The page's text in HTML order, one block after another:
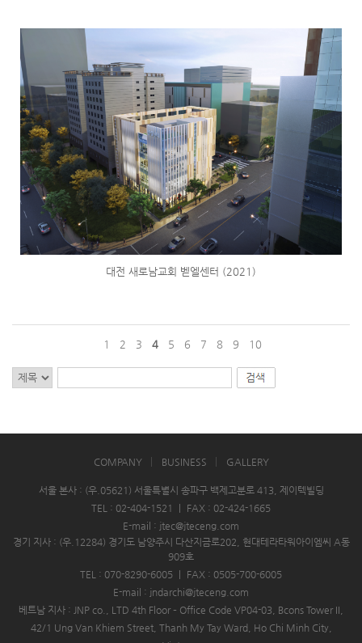
대전 새로남교회 벧엘센터 (2021)
1 2 3 4 5 6 7 8 9 10
COMPANY BUSINESS GALLERY
서울 본사 : (우.05621) 서울특별시 송파구 백제고분로 413, 제이텍빌딩
TEL : 02-404-1521
FAX : 02-424-1665
E-mail : jtec@jteceng.com
경기 지사 : (우.12284) 경기도 남양주시 다산지금로202, 현대테라타워아이엠씨 A동
909호
TEL : 070-8290-6005
FAX : 0505-700-6005
E-mail : jndarchi@jteceng.com
베트남 지사 : JNP co., LTD 4th Floor – Office Code VP04-03, Bcons Tower II,
42/1 Ung Van Khiem Street, Thanh My Tay Ward, Ho Chi Minh City,